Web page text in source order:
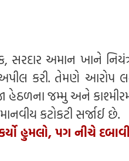
સરદાર અમાન ખાને
કરી. તેમણે આરોપ
હેઠળના જમ્મુ અને
કટોકટી સર્જાઈ છે.
હુમલો, પગ નીચે